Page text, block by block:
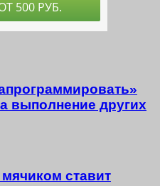
выполнение других
ставит